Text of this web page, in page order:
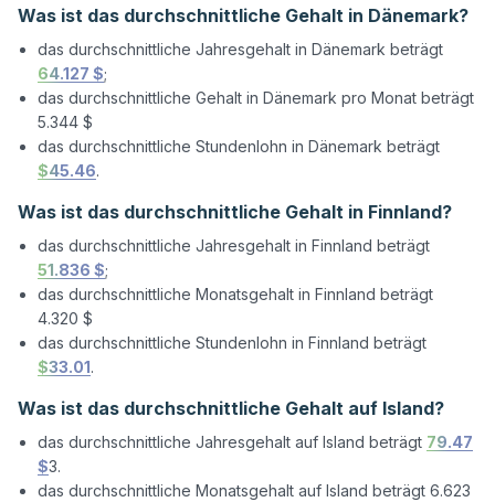
Was ist das durchschnittliche Gehalt in Dänemark?
das durchschnittliche Jahresgehalt in Dänemark beträgt
64.127 $;
das durchschnittliche Gehalt in Dänemark pro Monat beträgt
5.344 $
das durchschnittliche Stundenlohn in Dänemark beträgt
$45.46.
Was ist das durchschnittliche Gehalt in Finnland?
das durchschnittliche Jahresgehalt in Finnland beträgt
51.836 $;
das durchschnittliche Monatsgehalt in Finnland beträgt
4.320 $
das durchschnittliche Stundenlohn in Finnland beträgt
$33.01 .
Was ist das durchschnittliche Gehalt auf Island?
das durchschnittliche Jahresgehalt auf Island beträgt 79.47
$3.
das durchschnittliche Monatsgehalt auf Island beträgt 6.623